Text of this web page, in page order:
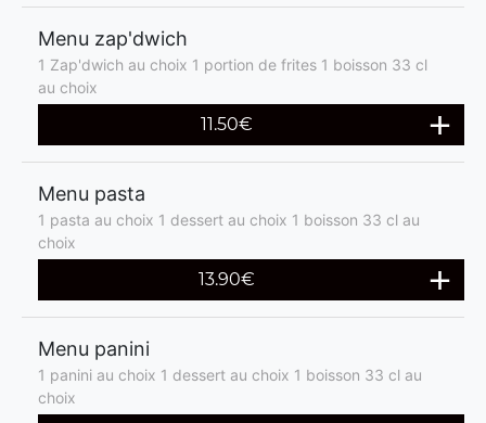
Menu zap'dwich
1 Zap'dwich au choix 1 portion de frites 1 boisson 33 cl
au choix
11.50€
Menu pasta
1 pasta au choix 1 dessert au choix 1 boisson 33 cl au
choix
13.90€
Menu panini
1 panini au choix 1 dessert au choix 1 boisson 33 cl au
choix